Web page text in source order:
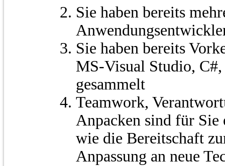
Sie haben bereits
Sie haben bereits
MS-Visual Studio,
gesammelt
Teamwork,
Anpacken sind für Sie
wie die Bereitschaft
Anpassung an neue